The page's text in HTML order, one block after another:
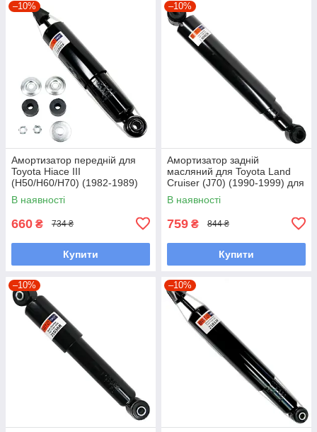
–10%
Амортизатор передній для
Toyota Hiace III
(H50/H60/H70) (1982-1989)
для двигунів 1.8-2.4L
В наявності
660 ₴ 734 ₴
Купити
–10%
Амортизатор задній
масляний для Toyota Land
Cruiser (J70) (1990-1999) для
двигуна 4.2D
В наявності
759 ₴ 844 ₴
Купити
–10% –10%